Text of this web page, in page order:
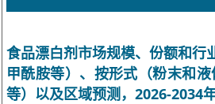
食品漂白剂市场规模、份额和行
甲酰胺等）、按形式（粉末和
等）以及区域预测，2026-2034